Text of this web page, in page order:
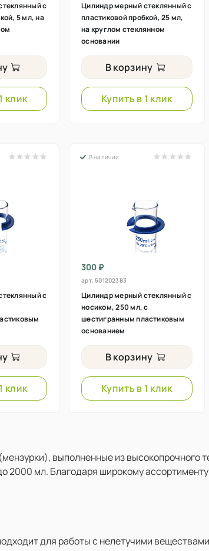
с
5 мл, на
клик
Цилиндр мерный стеклянный с
пластиковой пробкой, 25 мл,
на круглом стеклянном
основании
В корзину
Купить в 1 клик
с
клик
В наличии
300 ₽
арт.501202383
Цилиндр мерный стеклянный с
носиком, 250 мл, с
шестигранным пластиковым
основанием
В корзину
Купить в 1 клик
выполненные из высокопрочного
2000 мл. Благодаря широкому
для работы с нелетучими